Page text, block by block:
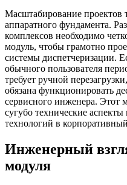
Масштабирование проектов
аппаратного фундамента.
комплексов необходимо
модуль, чтобы грамотно
системы диспетчеризации.
обычного пользователя
требует ручной
обязана функционировать
сервисного инженера. Этот
сугубо технические
технологий в
Инженерный
модуля